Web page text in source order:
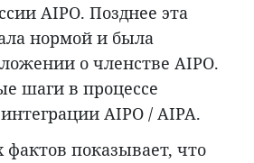
AIPO. Позднее эта
нормой и была
о членстве AIPO.
шаги в процессе
AIPO / AIPA.
фактов показывает, что